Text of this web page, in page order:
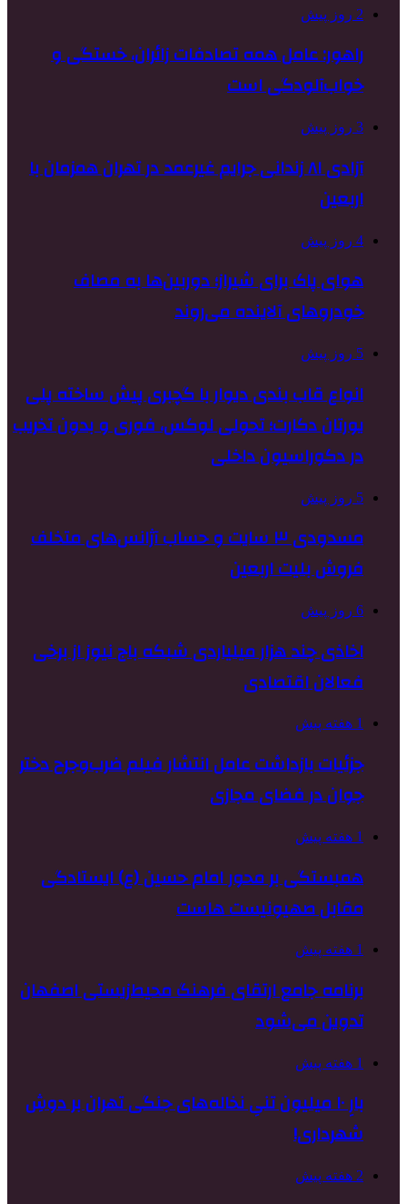
2 روز پیش
راهور: عامل همه تصادفات زائران، خستگی و
خواب‌آلودگی است
3 روز پیش
آزادی ۸۱ زندانی جرایم غیرعمد در تهران همزمان با
اربعین
4 روز پیش
هوای پاک برای شیراز؛ دوربین‌ها به مصاف
خودروهای آلاینده می‌روند
5 روز پیش
انواع قاب بندی دیوار با گچبری پیش ساخته پلی
یورتان دکارت؛ تحولی لوکس، فوری و بدون تخریب
در دکوراسیون داخلی
5 روز پیش
مسدودی ۳ سایت و حساب آژانس‌های متخلف
فروش بلیت اربعین
6 روز پیش
اخاذی چند هزار میلیاردی شبکه باج نیوز از برخی
فعالان اقتصادی
1 هفته پیش
جزئیات بازداشت عامل انتشار فیلم ضرب‌وجرح دختر
جوان در فضای مجازی
1 هفته پیش
همبستگی بر محور امام حسین (ع) ایستادگی
مقابل صهیونیست هاست
1 هفته پیش
برنامه جامع ارتقای فرهنگ محیط‌زیستی اصفهان
تدوین می‌شود
1 هفته پیش
بارِ ۱۰ میلیون تنیِ نخاله‌های جنگی تهران بر دوشِ
شهرداری!
2 هفته پیش